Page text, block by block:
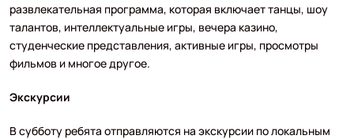
развлекательная программа, которая включает танцы, шоу
талантов, интеллектуальные игры, вечера казино,
студенческие представления, активные игры, просмотры
фильмов и многое другое.
Экскурсии
В субботу ребята отправляются на экскурсии по локальным